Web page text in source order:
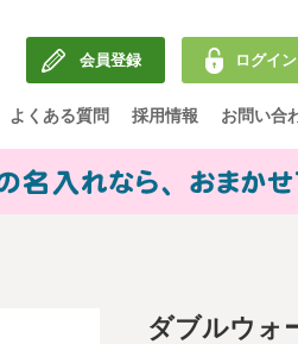
会員登録 ログイン
よくある質問 採用情報 お問い合
ダブルウォ